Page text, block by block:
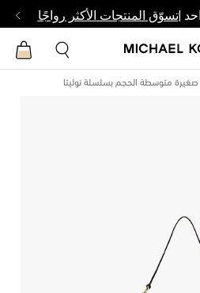
|تسوّق المنتجات الأكثر رواجًا
صغيرة متوسطة الحجم بسلسلة نوليتا